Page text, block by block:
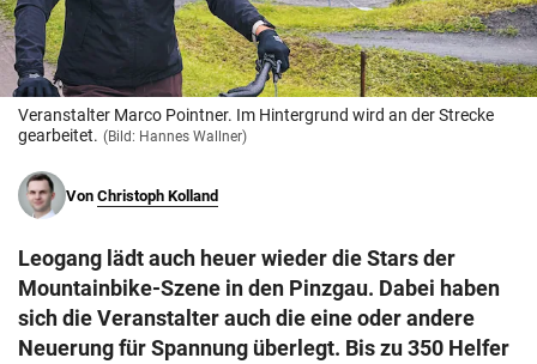
© Krone Multimedia GmbH & Co KG 2026
Muthgasse 2, 1190 Wien
Veranstalter Marco Pointner. Im Hintergrund wird an der Strecke
gearbeitet. (Bild: Hannes Wallner)
Von Christoph Kolland
Leogang lädt auch heuer wieder die Stars der
Mountainbike-Szene in den Pinzgau. Dabei haben
sich die Veranstalter auch die eine oder andere
Neuerung für Spannung überlegt. Bis zu 350 Helfer